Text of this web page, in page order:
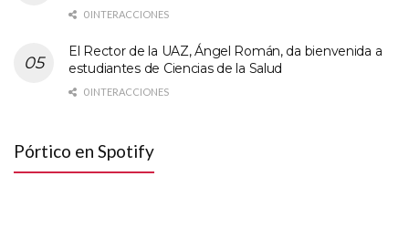
0 INTERACCIONES
El Rector de la UAZ, Ángel Román, da bienvenida a
estudiantes de Ciencias de la Salud
0 INTERACCIONES
Pórtico en Spotify